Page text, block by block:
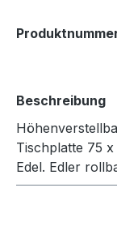
Beschreibung
Tischplatte 75 x
Edel. Edler